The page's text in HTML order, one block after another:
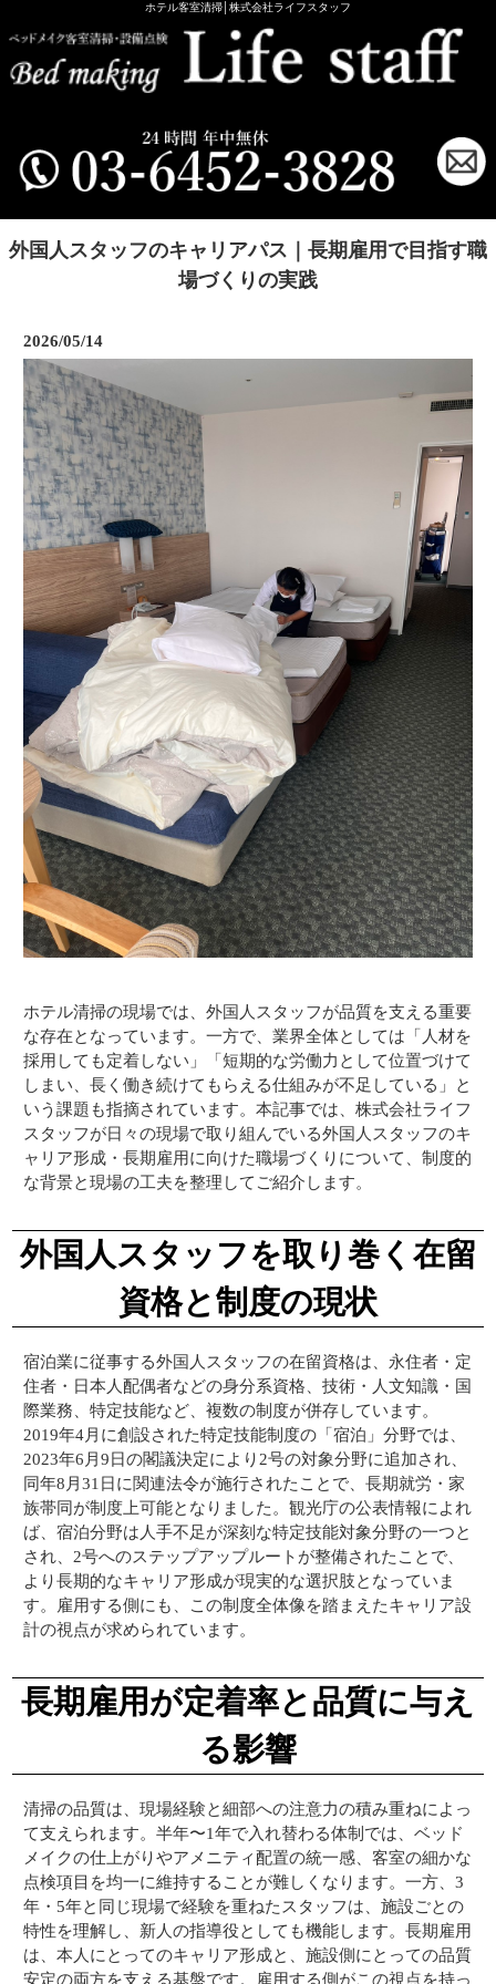
ホテル客室清掃│株式会社ライフスタッフ
外国人スタッフのキャリアパス｜長期雇用で目指す職
場づくりの実践
2026/05/14
ホテル清掃の現場では、外国人スタッフが品質を支える重要
な存在となっています。一方で、業界全体としては「人材を
採用しても定着しない」「短期的な労働力として位置づけて
しまい、長く働き続けてもらえる仕組みが不足している」と
いう課題も指摘されています。本記事では、株式会社ライフ
スタッフが日々の現場で取り組んでいる外国人スタッフのキ
ャリア形成・長期雇用に向けた職場づくりについて、制度的
な背景と現場の工夫を整理してご紹介します。
外国人スタッフを取り巻く在留
資格と制度の現状
宿泊業に従事する外国人スタッフの在留資格は、永住者・定
住者・日本人配偶者などの身分系資格、技術・人文知識・国
際業務、特定技能など、複数の制度が併存しています。
2019年4月に創設された特定技能制度の「宿泊」分野では、
2023年6月9日の閣議決定により2号の対象分野に追加され、
同年8月31日に関連法令が施行されたことで、長期就労・家
族帯同が制度上可能となりました。観光庁の公表情報によれ
ば、宿泊分野は人手不足が深刻な特定技能対象分野の一つと
され、2号へのステップアップルートが整備されたことで、
より長期的なキャリア形成が現実的な選択肢となっていま
す。雇用する側にも、この制度全体像を踏まえたキャリア設
計の視点が求められています。
長期雇用が定着率と品質に与え
る影響
清掃の品質は、現場経験と細部への注意力の積み重ねによっ
て支えられます。半年〜1年で入れ替わる体制では、ベッド
メイクの仕上がりやアメニティ配置の統一感、客室の細かな
点検項目を均一に維持することが難しくなります。一方、3
年・5年と同じ現場で経験を重ねたスタッフは、施設ごとの
特性を理解し、新人の指導役としても機能します。長期雇用
は、本人にとってのキャリア形成と、施設側にとっての品質
安定の両方を支える基盤です。雇用する側がこの視点を持っ